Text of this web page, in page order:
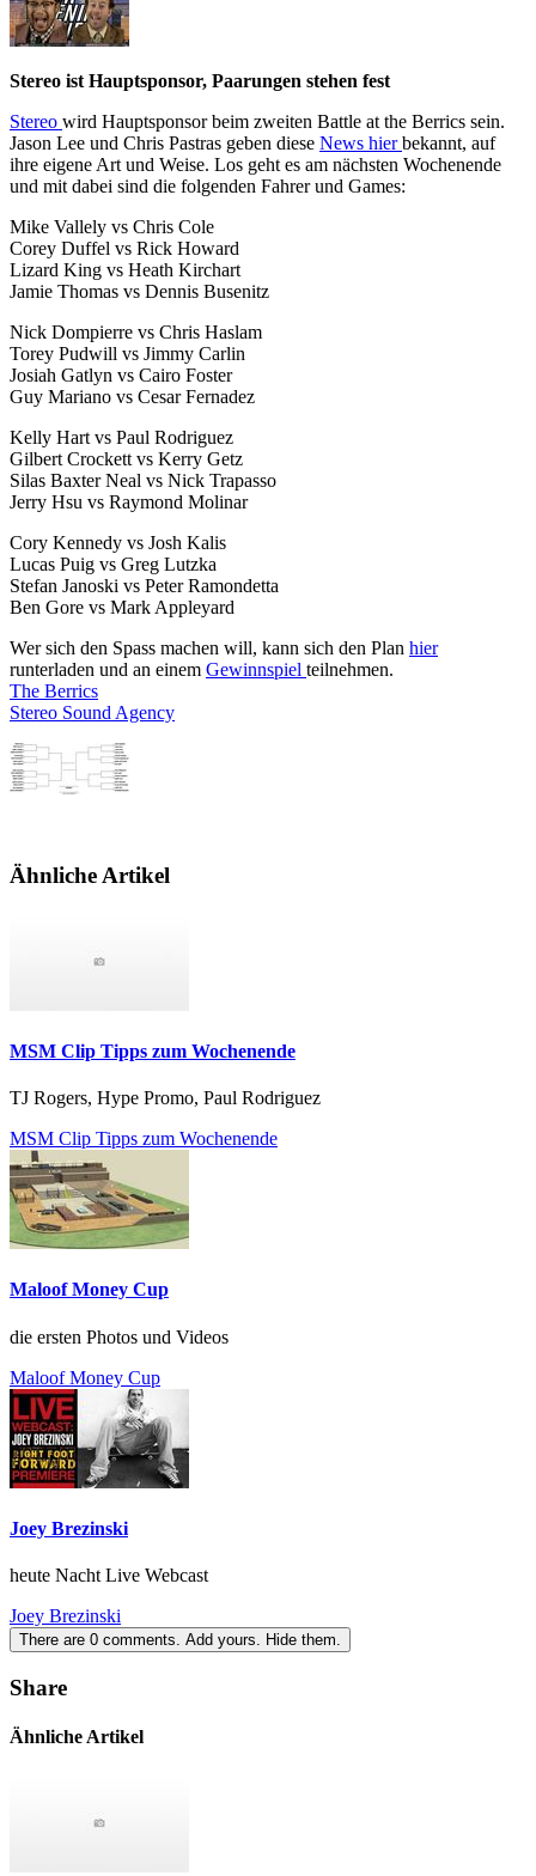
Stereo ist Hauptsponsor, Paarungen stehen fest
Stereo wird Hauptsponsor beim zweiten Battle at the Berrics sein.
Jason Lee und Chris Pastras geben diese News hierbekannt, auf
ihre eigene Art und Weise. Los geht es am nächsten Wochenende
und mit dabei sind die folgenden Fahrer und Games:
Mike Vallely vs Chris Cole
Corey Duffel vs Rick Howard
Lizard King vs Heath Kirchart
Jamie Thomas vs Dennis Busenitz
Nick Dompierre vs Chris Haslam
Torey Pudwill vs Jimmy Carlin
Josiah Gatlyn vs Cairo Foster
Guy Mariano vs Cesar Fernadez
Kelly Hart vs Paul Rodriguez
Gilbert Crockett vs Kerry Getz
Silas Baxter Neal vs Nick Trapasso
Jerry Hsu vs Raymond Molinar
Cory Kennedy vs Josh Kalis
Lucas Puig vs Greg Lutzka
Stefan Janoski vs Peter Ramondetta
Ben Gore vs Mark Appleyard
Wer sich den Spass machen will, kann sich den Plan hier
runterladen und an einem Gewinnspiel teilnehmen.
The Berrics
Stereo Sound Agency
Ähnliche Artikel
MSM Clip Tipps zum Wochenende
TJ Rogers, Hype Promo, Paul Rodriguez
MSM Clip Tipps zum Wochenende
Maloof Money Cup
die ersten Photos und Videos
Maloof Money Cup
Joey Brezinski
heute Nacht Live Webcast
Joey Brezinski
There are 0 comments. Add yours. Hide them.
Share
Ähnliche Artikel